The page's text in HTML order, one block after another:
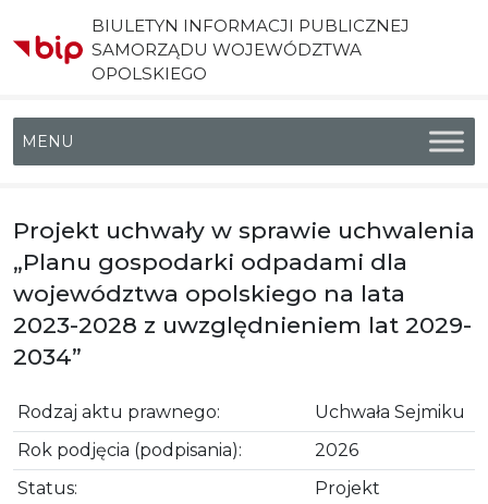
BIULETYN INFORMACJI PUBLICZNEJ
SAMORZĄDU WOJEWÓDZTWA
OPOLSKIEGO
Menu główne
Projekt uchwały w sprawie uchwalenia
„Planu gospodarki odpadami dla
województwa opolskiego na lata
2023-2028 z uwzględnieniem lat 2029-
2034”
Rodzaj aktu prawnego:
Uchwała Sejmiku
Rok podjęcia (podpisania):
2026
Status:
Projekt